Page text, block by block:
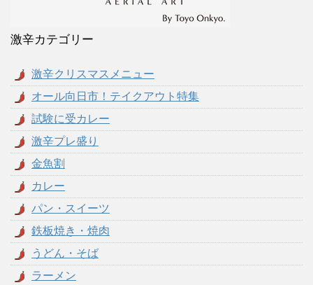
激辛カテゴリー
激辛クリスマスメニュー
オール向日市！テイクアウト特集
試験に受カレー
激辛プレ盛り
金魚割
カレー
パン・スイーツ
鉄板焼き・焼肉
うどん・そば
ラーメン